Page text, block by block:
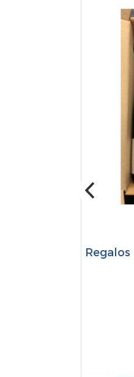
Regalos